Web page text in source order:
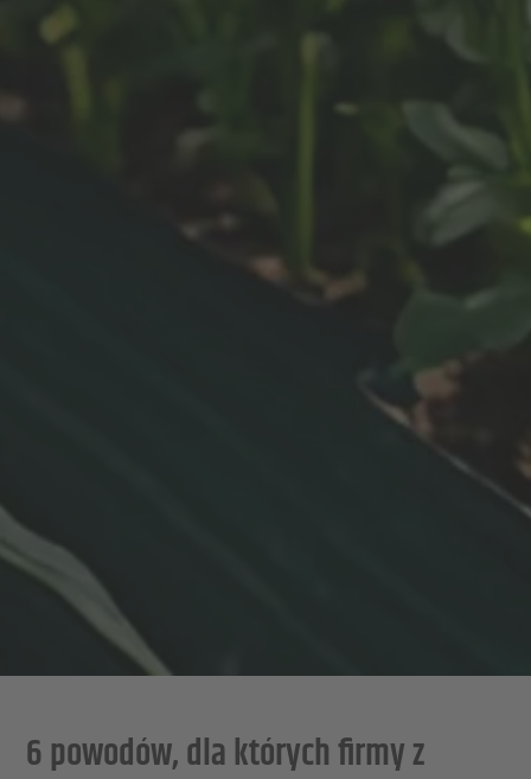
6 powodów, dla których firmy z